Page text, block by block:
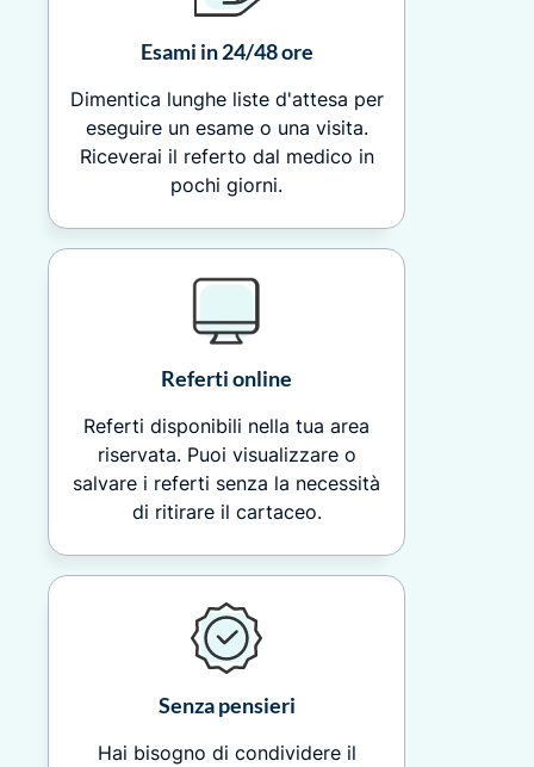
Esami in 24/48 ore
Dimentica lunghe liste d'attesa per
eseguire un esame o una visita.
Riceverai il referto dal medico in
pochi giorni.
Referti online
Referti disponibili nella tua area
riservata. Puoi visualizzare o
salvare i referti senza la necessità
di ritirare il cartaceo.
Senza pensieri
Hai bisogno di condividere il